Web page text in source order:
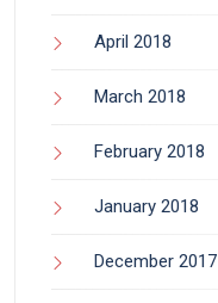
April 2018
March 2018
February 2018
January 2018
December 2017